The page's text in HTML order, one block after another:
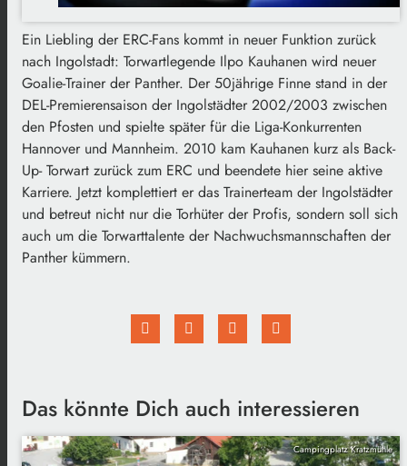
Ein Liebling der ERC-Fans kommt in neuer Funktion zurück
nach Ingolstadt: Torwartlegende Ilpo Kauhanen wird neuer
Goalie-Trainer der Panther. Der 50jährige Finne stand in der
DEL-Premierensaison der Ingolstädter 2002/2003 zwischen
den Pfosten und spielte später für die Liga-Konkurrenten
Hannover und Mannheim. 2010 kam Kauhanen kurz als Back-
Up- Torwart zurück zum ERC und beendete hier seine aktive
Karriere. Jetzt komplettiert er das Trainerteam der Ingolstädter
und betreut nicht nur die Torhüter der Profis, sondern soll sich
auch um die Torwarttalente der Nachwuchsmannschaften der
Panther kümmern.
Das könnte Dich auch interessieren
Campingplatz Kratzmühle